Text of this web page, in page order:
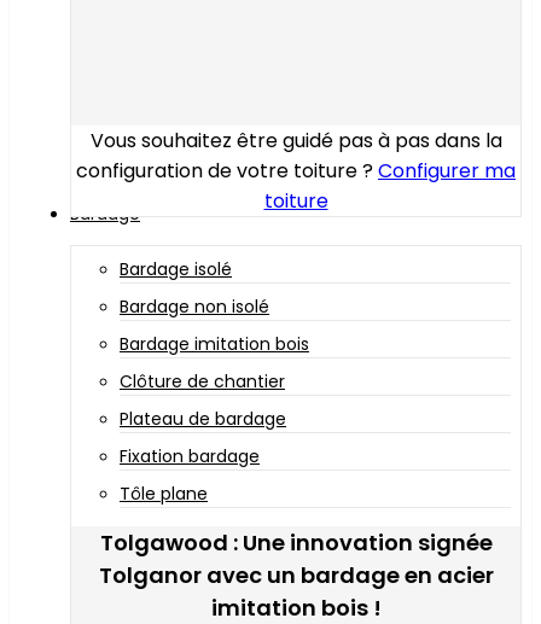
Vous souhaitez être guidé pas à pas dans la
configuration de votre toiture ?Configurer ma
toiture
Bardage
Bardage isolé
Bardage non isolé
Bardage imitation bois
Clôture de chantier
Plateau de bardage
Fixation bardage
Tôle plane
Tolgawood : Une innovation signée
Tolganor avec un bardage en acier
imitation bois !